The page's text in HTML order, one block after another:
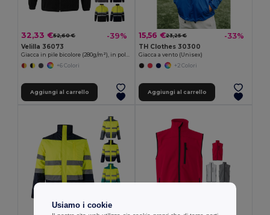
32,33 €52,60 € -39%
Velilla 36073
Giacca in pile bicolore (280g/m²), in poliestere (100%)
+6 Colori
Aggiungi al carrello
15,56 €23,25 € -33%
TH Clothes 30300
Giacca a vento (Unisex)
+2 Colori
Aggiungi al carrello
Usiamo i cookie